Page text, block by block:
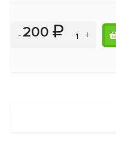
- 200 +